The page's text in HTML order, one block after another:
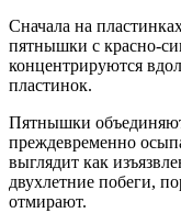
Сначала на
пятнышки с красно-
концентрируются
пластинок.
Пятнышки
преждевременно
выглядит как
двухлетние побеги,
отмирают.